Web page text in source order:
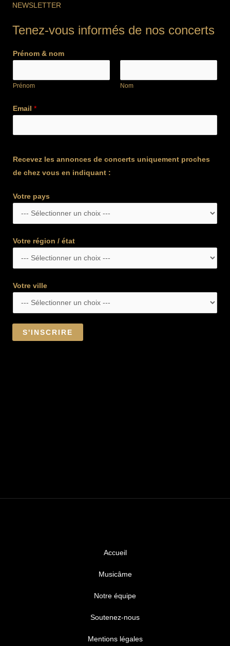
NEWSLETTER
Tenez-vous informés de nos concerts
Prénom & nom
Prénom Nom
Email *
Recevez les annonces de concerts uniquement proches
de chez vous en indiquant :
Votre pays
Votre région / état
Votre ville
S'INSCRIRE
Accueil
Musicâme
Notre équipe
Soutenez-nous
Mentions légales